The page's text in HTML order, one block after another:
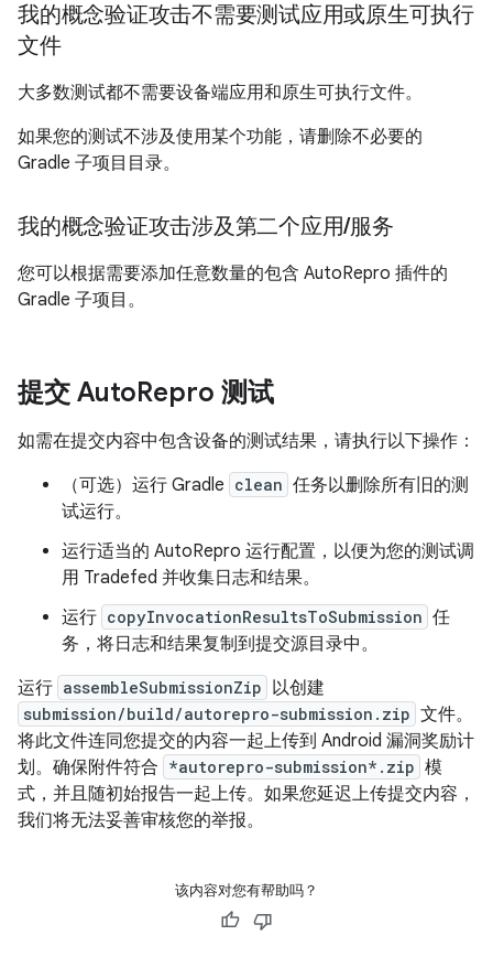
我的概念验证攻击不需要测试应用或原生可执行
文件
大多数测试都不需要设备端应用和原生可执行文件。
如果您的测试不涉及使用某个功能，请删除不必要的
Gradle 子项目目录。
我的概念验证攻击涉及第二个应用/服务
您可以根据需要添加任意数量的包含 AutoRepro 插件的
Gradle 子项目。
提交 AutoRepro 测试
如需在提交内容中包含设备的测试结果，请执行以下操作：
（可选）运行 Gradle clean 任务以删除所有旧的测
试运行。
运行适当的 AutoRepro 运行配置，以便为您的测试调
用 Tradefed 并收集日志和结果。
运行 copyInvocationResultsToSubmission 任
务，将日志和结果复制到提交源目录中。
运行 assembleSubmissionZip 以创建
submission/build/autorepro-submission.zip 文件。
将此文件连同您提交的内容一起上传到 Android 漏洞奖励计
划。确保附件符合 *autorepro-submission*.zip 模
式，并且随初始报告一起上传。如果您延迟上传提交内容，
我们将无法妥善审核您的举报。
该内容对您有帮助吗？